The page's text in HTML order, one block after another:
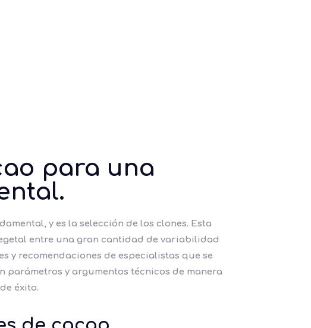
para una
y es la selección de los clones. Esta
entre una gran cantidad de variabilidad
y recomendaciones de especialistas que se
parámetros y argumentos técnicos de manera
éxito.